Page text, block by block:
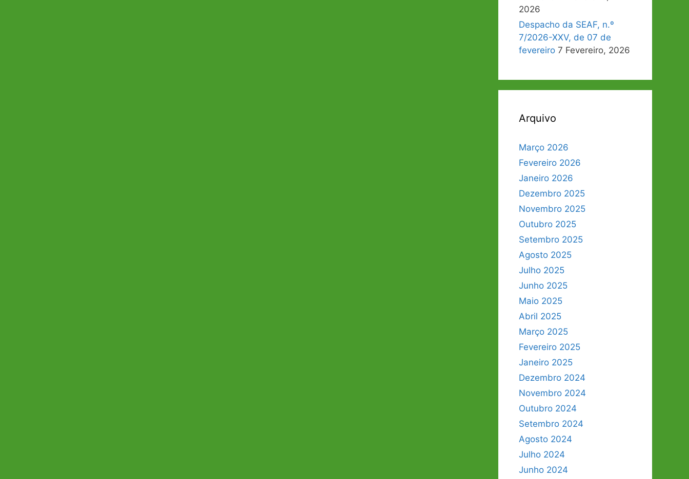
2026
Despacho da SEAF, n.º
7/2026-XXV, de 07 de
fevereiro 7 Fevereiro, 2026
Arquivo
Março 2026
Fevereiro 2026
Janeiro 2026
Dezembro 2025
Novembro 2025
Outubro 2025
Setembro 2025
Agosto 2025
Julho 2025
Junho 2025
Maio 2025
Abril 2025
Março 2025
Fevereiro 2025
Janeiro 2025
Dezembro 2024
Novembro 2024
Outubro 2024
Setembro 2024
Agosto 2024
Julho 2024
Junho 2024